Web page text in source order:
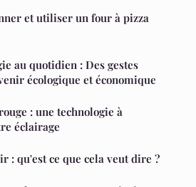
et utiliser un four à pizza
au quotidien : Des gestes
écologique et économique
: une technologie à
éclairage
: qu'est ce que cela veut dire ?